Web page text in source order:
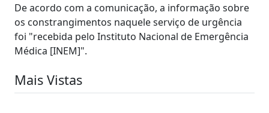
De acordo com a comunicação, a informação sobre
os constrangimentos naquele serviço de urgência
foi "recebida pelo Instituto Nacional de Emergência
Médica [INEM]".
Mais Vistas